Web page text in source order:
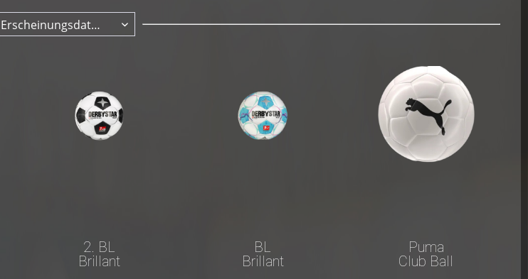
2. BL
Brillant
BL
Brillant
Puma
Club Ball